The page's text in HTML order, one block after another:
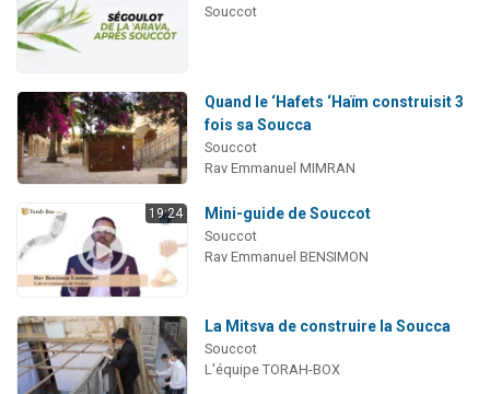
Souccot
Quand le ‘Hafets ‘Haïm construisit 3
fois sa Soucca
Souccot
Rav Emmanuel MIMRAN
19:24 Mini-guide de Souccot
Souccot
Rav Emmanuel BENSIMON
La Mitsva de construire la Soucca
Souccot
L'équipe TORAH-BOX